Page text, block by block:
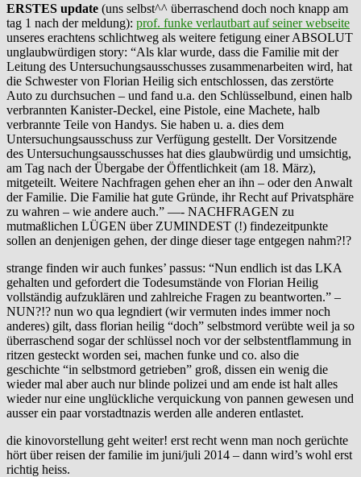
ERSTES update (uns selbst^^ überraschend doch noch knapp am
tag 1 nach der meldung): prof. funke verlautbart auf seiner webseite
unseres erachtens schlichtweg als weitere fetigung einer ABSOLUT
unglaubwürdigen story: “Als klar wurde, dass die Familie mit der
Leitung des Untersuchungsausschusses zusammenarbeiten wird, hat
die Schwester von Florian Heilig sich entschlossen, das zerstörte
Auto zu durchsuchen – und fand u.a. den Schlüsselbund, einen halb
verbrannten Kanister-Deckel, eine Pistole, eine Machete, halb
verbrannte Teile von Handys. Sie haben u. a. dies dem
Untersuchungsausschuss zur Verfügung gestellt. Der Vorsitzende
des Untersuchungsausschusses hat dies glaubwürdig und umsichtig,
am Tag nach der Übergabe der Öffentlichkeit (am 18. März),
mitgeteilt. Weitere Nachfragen gehen eher an ihn – oder den Anwalt
der Familie. Die Familie hat gute Gründe, ihr Recht auf Privatsphäre
zu wahren – wie andere auch.” —- NACHFRAGEN zu
mutmaßlichen LÜGEN über ZUMINDEST (!) findezeitpunkte
sollen an denjenigen gehen, der dinge dieser tage entgegen nahm?!?
strange finden wir auch funkes’ passus: “Nun endlich ist das LKA
gehalten und gefordert die Todesumstände von Florian Heilig
vollständig aufzuklären und zahlreiche Fragen zu beantworten.” –
NUN?!? nun wo qua legndiert (wir vermuten indes immer noch
anderes) gilt, dass florian heilig “doch” selbstmord verübte weil ja so
überraschend sogar der schlüssel noch vor der selbstentflammung in
ritzen gesteckt worden sei, machen funke und co. also die
geschichte “in selbstmord getrieben” groß, dissen ein wenig die
wieder mal aber auch nur blinde polizei und am ende ist halt alles
wieder nur eine unglückliche verquickung von pannen gewesen und
ausser ein paar vorstadtnazis werden alle anderen entlastet.
die kinovorstellung geht weiter! erst recht wenn man noch gerüchte
hört über reisen der familie im juni/juli 2014 – dann wird’s wohl erst
richtig heiss.